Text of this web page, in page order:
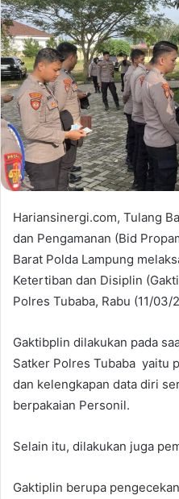
Hariansinergi.com, Tulang
dan Pengamanan (Bid
Barat Polda Lampung
Ketertiban dan Disiplin
Polres Tubaba, Rabu (11/03/
Gaktibplin dilakukan pada
Satker Polres Tubaba yaitu
dan kelengkapan data diri
berpakaian Personil.
Selain itu, dilakukan juga
Gaktiplin berupa